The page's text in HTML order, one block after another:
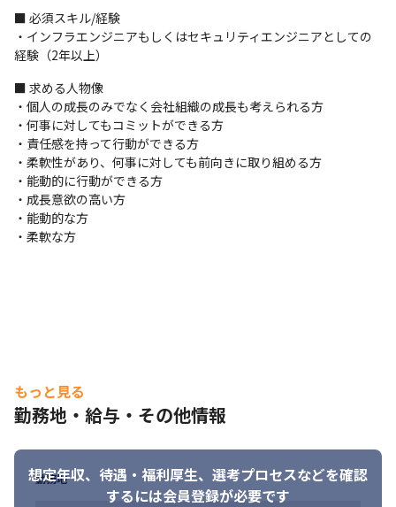
・体制：PL（1名）、SE（1名）
＜システム共通基盤構築＞
・内容：システム共通基盤構築のためのインフラ構築を実施
・AWSサービス：EC2、RDS、CloudWatch、DirectCoonect
・体制：PL（1名）、SE（2名）
■ この仕事の面白み・魅力
・地方のやる気のあるエンジニアに高水準の技術を共有。地方創
生の一役を担うことができます
■ 必須スキル/経験
・インフラエンジニアもしくはセキュリティエンジニアとしての
経験（2年以上）
■ 求める人物像
・個人の成長のみでなく会社組織の成長も考えられる方
・何事に対してもコミットができる方
・責任感を持って行動ができる方
・柔軟性があり、何事に対しても前向きに取り組める方
・能動的に行動ができる方
・成長意欲の高い方
・能動的な方
・柔軟な方
もっと見る
勤務地・給与・その他情報
想定年収、待遇・福利厚生、 選考プロセスなどを確認
するには会員登録が必要です
勤務地